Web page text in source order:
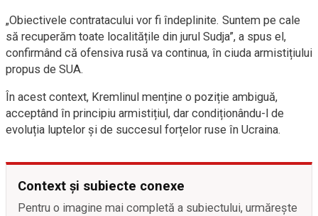
„Obiectivele contratacului vor fi îndeplinite. Suntem pe cale
să recuperăm toate localitățile din jurul Sudja”, a spus el,
confirmând că ofensiva rusă va continua, în ciuda armistițiului
propus de SUA.
În acest context, Kremlinul menține o poziție ambiguă,
acceptând în principiu armistițiul, dar condiționându-l de
evoluția luptelor și de succesul forțelor ruse în Ucraina.
Context și subiecte conexe
Pentru o imagine mai completă a subiectului, urmărește